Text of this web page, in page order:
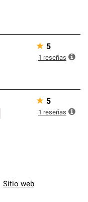
★ 5
1 reseñas
Sitio web
★ 5
1 reseñas